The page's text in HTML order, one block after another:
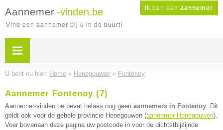
Ik ben een aannemer
Aannemer -vinden.be
Vind een aannemer bij u in de buurt!
U bent nu hier: Home » Henegouwen » Fontenoy
Aannemer Fontenoy (7)
Aannemer-vinden.be bevat helaas nog geen aannemers in Fontenoy. Dit
geldt ook voor de gehele provincie Henegouwen (aannemer Henegouwen).
Voer bovenaan deze pagina uw postcode in voor de dichtstbijzijnde